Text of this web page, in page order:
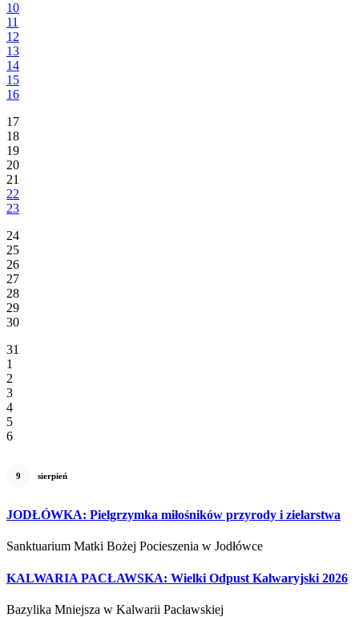
10
11
12
13
14
15
16
17
18
19
20
21
22
23
24
25
26
27
28
29
30
31
1
2
3
4
5
6
9 sierpień
JODŁÓWKA: Pielgrzymka miłośników przyrody i zielarstwa
Sanktuarium Matki Bożej Pocieszenia w Jodłówce
KALWARIA PACŁAWSKA: Wielki Odpust Kalwaryjski 2026
Bazylika Mniejsza w Kalwarii Pacławskiej